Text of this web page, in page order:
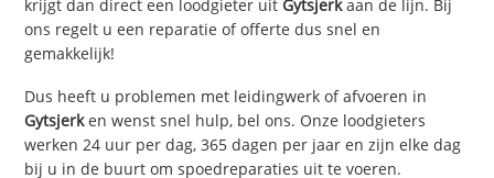
krijgt dan direct een loodgieter uit Gytsjerkaan de lijn. Bij
ons regelt u een reparatie of offerte dus snel en
gemakkelijk!
Dus heeft u problemen met leidingwerk of afvoeren in
Gytsjerken wenst snel hulp, bel ons. Onze loodgieters
werken 24 uur per dag, 365 dagen per jaar en zijn elke dag
bij u in de buurt om spoedreparaties uit te voeren.